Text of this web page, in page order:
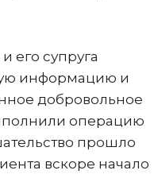
его супруга
информацию и
добровольное
операцию
прошло
вскоре начало